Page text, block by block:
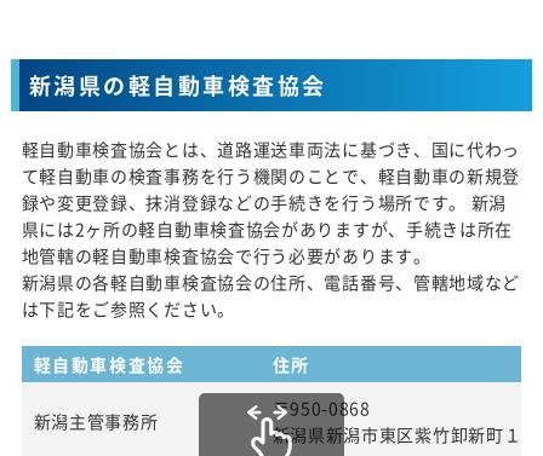
新潟県の軽自動車検査協会
軽自動車検査協会とは、道路運送車両法に基づき、国に代わっ
て軽自動車の検査事務を行う機関のことで、軽自動車の新規登
録や変更登録、抹消登録などの手続きを行う場所です。 新潟
県には2ヶ所の軽自動車検査協会がありますが、手続きは所在
地管轄の軽自動車検査協会で行う必要があります。
新潟県の各軽自動車検査協会の住所、電話番号、管轄地域など
は下記をご参照ください。
軽自動車検査協会 住所
新潟主管事務所
〒950-0868
新潟県新潟市東区紫竹卸新町１